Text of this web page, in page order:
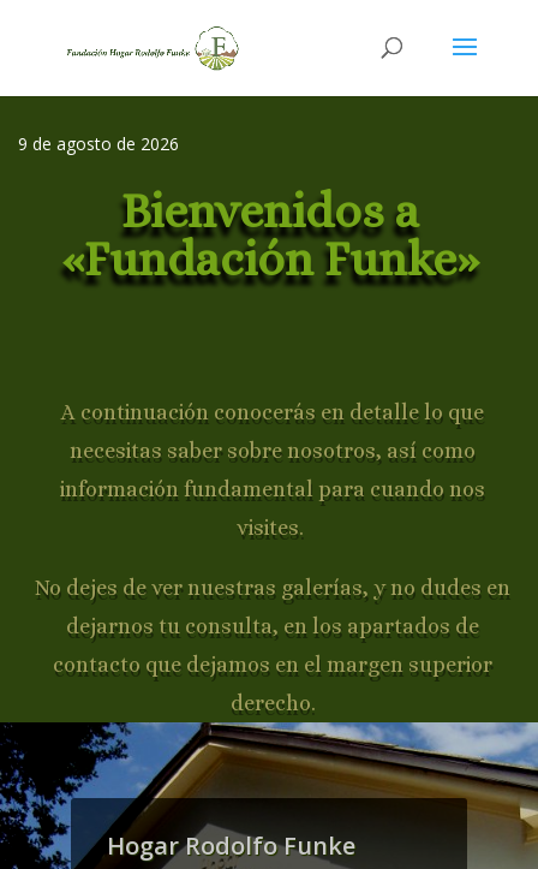
9 de agosto de 2026
Bienvenidos a
«Fundación Funke»
A continuación conocerás en detalle lo que
necesitas saber sobre nosotros, así como
información fundamental para cuando nos
visites.
No dejes de ver nuestras galerías, y no dudes en
dejarnos tu consulta, en los apartados de
contacto que dejamos en el margen superior
derecho.
Hogar Rodolfo Funke